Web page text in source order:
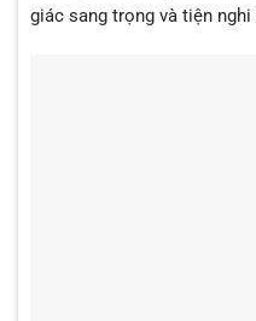
giác sang trọng và tiện